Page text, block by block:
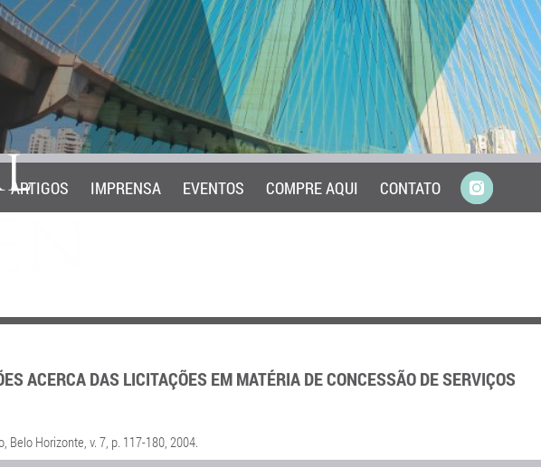
ARTIGOS IMPRENSA EVENTOS COMPRE AQUI CONTATO
ACERCA DAS LICITAÇÕES EM MATÉRIA DE CONCESSÃO DE SERVIÇOS
Belo Horizonte, v. 7, p. 117-180, 2004.